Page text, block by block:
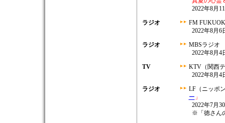
2022年8月
ラジオ
FM
2022年8月6
ラジオ
MBSラジオ
2022年8月4
TV
KTV（関西
2022年8月4
ラジオ
LF（ニッポ
ー 」
2022年7月
※「徳さん